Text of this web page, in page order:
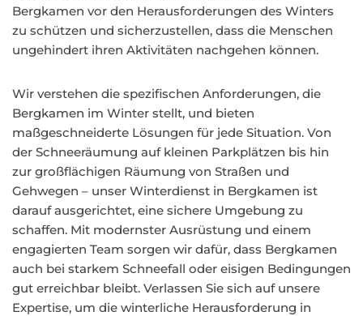
Bergkamen vor den Herausforderungen des Winters
zu schützen und sicherzustellen, dass die Menschen
ungehindert ihren Aktivitäten nachgehen können.
Wir verstehen die spezifischen Anforderungen, die
Bergkamen im Winter stellt, und bieten
maßgeschneiderte Lösungen für jede Situation. Von
der Schneeräumung auf kleinen Parkplätzen bis hin
zur großflächigen Räumung von Straßen und
Gehwegen – unser Winterdienst in Bergkamen ist
darauf ausgerichtet, eine sichere Umgebung zu
schaffen. Mit modernster Ausrüstung und einem
engagierten Team sorgen wir dafür, dass Bergkamen
auch bei starkem Schneefall oder eisigen Bedingungen
gut erreichbar bleibt. Verlassen Sie sich auf unsere
Expertise, um die winterliche Herausforderung in